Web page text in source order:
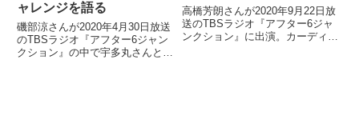
ャレンジを語る
磯部涼さんが2020年4月30日放送
のTBSラジオ『アフター6ジャン
クション』の中で宇多丸さんと
高橋芳朗さんが2020年9月22日放
送のTBSラジオ『アフター6ジャ
ンクション』に出演。カーディ・